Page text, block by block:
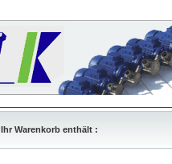
Ihr Warenkorb enthält :